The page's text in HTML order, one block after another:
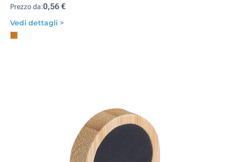
Prezzo da:0,56 €
Vedi dettagli >